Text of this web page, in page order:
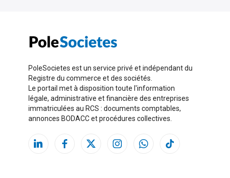
PoleSocietes est un service privé et indépendant du
Registre du commerce et des sociétés.
Le portail met à disposition toute l'information
légale, administrative et financière des entreprises
immatriculées au RCS : documents comptables,
annonces BODACC et procédures collectives.